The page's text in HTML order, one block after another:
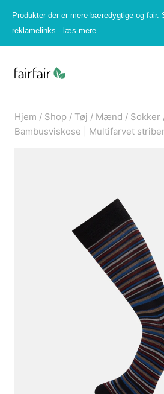
indhold
Produkter der er mere bæredygtige og fair.
reklamelinks - læs mere
Hjem / Shop / Tøj / Mænd / Sokker
Bambusviskose | Multifarvet striber